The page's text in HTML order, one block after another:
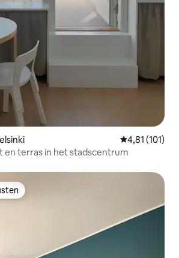
Gemiddelde
4,81 (101)
en terras in het stadscentrum